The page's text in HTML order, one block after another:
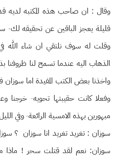
وقال : ان صاحب هذه المكتبه لديه
واخذنا بعض الكتب المفيدة اما
وفعلا كانت
سوزان : تغريد تغريد انا سوزان ؟
سوزان: نعم لقد قتلت سحر ! ماذا